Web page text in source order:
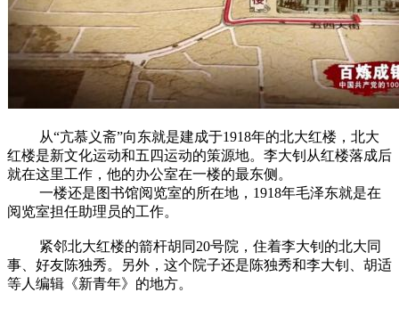
从“亢慕义斋”向东就是建成于1918年的北大红楼，北大
红楼是新文化运动和五四运动的策源地。李大钊从红楼落成后
就在这里工作，他的办公室在一楼的最东侧。
一楼还是图书馆阅览室的所在地，1918年毛泽东就是在
阅览室担任助理员的工作。
紧邻北大红楼的箭杆胡同20号院，住着李大钊的北大同
事、好友陈独秀。另外，这个院子还是陈独秀和李大钊、胡适
等人编辑《新青年》的地方。